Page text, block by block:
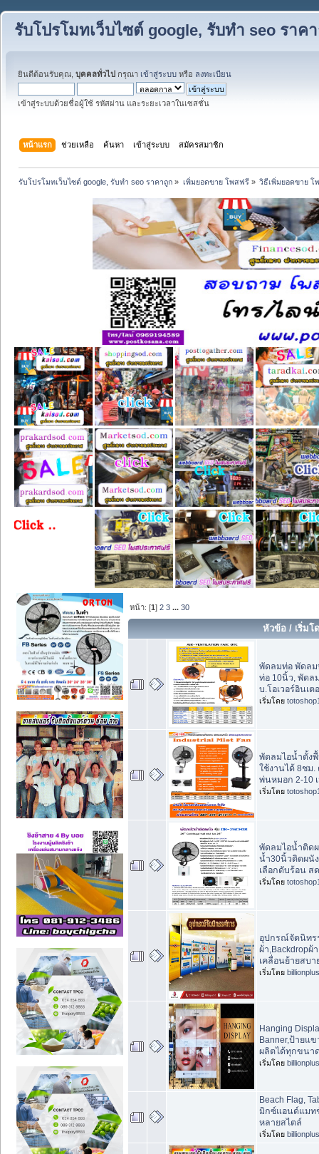
รับโปรโมทเว็บไซต์ google, รับทำ seo ราค
ยินดีต้อนรับคุณ, บุคคลทั่วไป กรุณา เข้าสู่ระบบ หรือ ลงทะเบียน
เข้าสู่ระบบด้วยชื่อผู้ใช้ รหัสผ่าน และระยะเวลาในเซสชั่น
หน้าแรก ช่วยเหลือ ค้นหา เข้าสู่ระบบ สมัครสมาชิก
รับโปรโมทเว็บไซต์ google, รับทำ seo ราคาถูก » เพิ่มยอดขาย โพสฟรี» วิธีเพิ่มยอดขาย โ
หน้า: [1]2 3 ...30
หัวข้อ / เริ่มโ
พัดลมท่อ พัดล
ท่อ 10นิ้ว, พัดล
บ.โอเวอร์อินเต
เริ่มโดย
พัดลมไอน้ำตั้ง
ใช้งานได้ 8ชม.
พ่นหมอก 2-10
เริ่มโดย
พัดลมไอน้ำติด
น้ำ30นิ้วติดผนั
เลือกดับร้อน ส
เริ่มโดย
อุปกรณ์จัดนิทร
ผ้า,Backdropผ้
เคลื่อนย้ายสบา
เริ่มโดย billionplus
Hanging
Banner,ป้ายแ
ผลิตได้ทุกขนา
เริ่มโดย billionplus
Beach Flag,
มิกซ์แอนด์แมท
หลายสไตล์
เริ่มโดย billionplus